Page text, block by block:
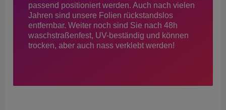
passend positioniert werden. Auch nach vielen
Jahren sind unsere Folien rückstandslos
entfernbar. Weiter noch sind Sie nach 48h
waschstraßenfest, UV-beständig und können
trocken, aber auch nass verklebt werden!